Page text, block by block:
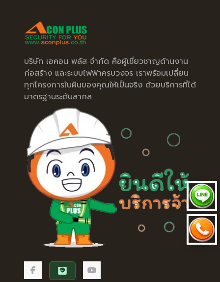
บริษัท เอคอน พลัส จำกัด คือผู้เชี่ยวชาญด้านงาน
ก่อสร้าง และระบบไฟฟ้าครบวงจร เราพร้อมเปลี่ยน
ทุกโครงการในฝันของคุณให้เป็นจริง ด้วยบริการที่ได้
มาตรฐานระดับสากล